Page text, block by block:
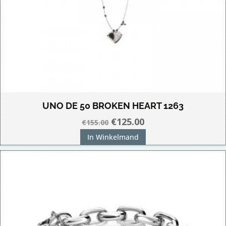
UNO DE 50 BROKEN HEART 1263
€155.00 Oorspronkelijke
prijs
was:
€125.00Huidige
is:
In Winkelmand